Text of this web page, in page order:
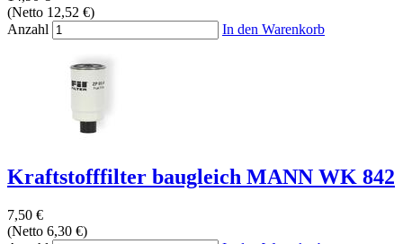
(Netto 12,52 €)
Anzahl
In den Warenkorb
Kraftstofffilter baugleich MANN WK 842
7,50 €
(Netto 6,30 €)